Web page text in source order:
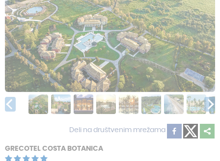
Deli na društvenim mrežama
GRECOTEL COSTA BOTANICA